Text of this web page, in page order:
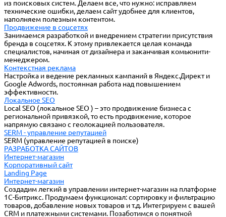
из поисковых систем. Делаем все, что нужно: исправляем
технические ошибки, делаем сайт удобнее для клиентов,
наполняем полезным контентом.
Продвижение в соцсетях
Занимаемся разработкой и внедрением стратегии присутствия
бренда в соцсетях. К этому привлекается целая команда
специалистов, начиная от дизайнера и заканчивая комьюнити-
менеджером.
Контекстная реклама
Настройка и ведение рекламных кампаний в Яндекс.Директ и
Google Adwords, постоянная работа над повышением
эффективности.
Локальное SEO
Local SEO (локальное SEO ) – это продвижение бизнеса с
региональной привязкой, то есть продвижение, которое
напрямую связано с геолокацией пользователя.
SERM - управление репутацией
SERM (управление репутацией в поиске)
РАЗРАБОТКА САЙТОВ
Интернет-магазин
Корпоративный сайт
Landing Page
Интернет-магазин
Создадим легкий в управлении интернет-магазин на платформе
1С-Битрикс. Продумаем функционал: сортировку и фильтрацию
товаров, добавление новых товаров и т.д. Интегрируем с вашей
CRM и платежными системами. Позаботимся о понятной